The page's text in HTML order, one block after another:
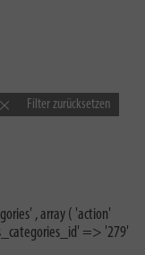
Filter zurücksetzen
, array ( 'action'
=> '279'